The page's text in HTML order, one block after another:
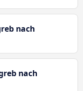
nach
nach